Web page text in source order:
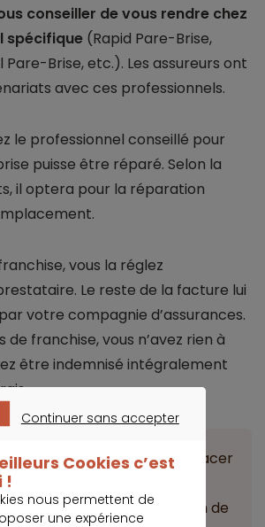
conseiller de vous rendre chez
spécifique (Rapid Pare-Brise,
Pare-Brise, etc.). Les assureurs ont
avec ces professionnels.
le professionnel conseillé pour
puisse être réparé. Selon la
il optera pour la réparation
vous la réglez
Le reste de la facture lui
votre compagnie d’assurances.
de franchise, vous n’avez rien à
être indemnisé intégralement
proposent de se déplacer
votre lieu de travail pour
ou la réparation de
Continuer sans accepter
Cookies c’est
!
nous permettent de
une expérience